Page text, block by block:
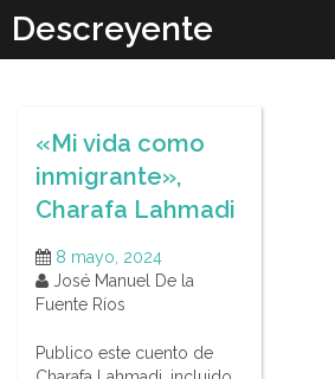
content
Descreyente
«Mi vida como
inmigrante»,
Charafa Lahmadi
8 mayo, 2024
José Manuel De la
Fuente Ríos
Publico este cuento de